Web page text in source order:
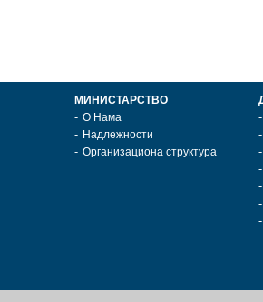
МИНИСТАРСТВО
О Нама
Надлежности
Организациона структура